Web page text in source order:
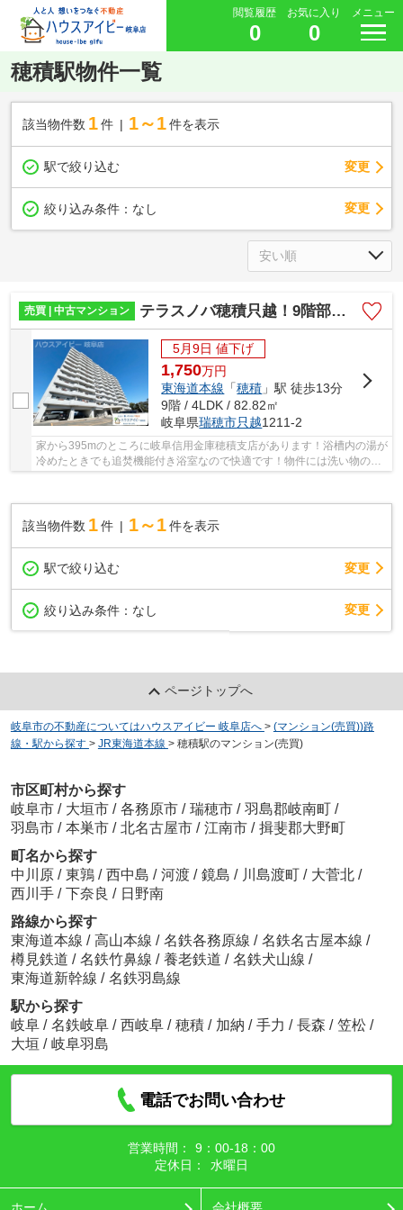
閲覧履歴
0
お気に入り
0
メニュー
穂積駅物件一覧
該当物件数 1件 1～1 件を表示
駅で絞り込む 変更
絞り込み条件： なし 変更
売買 | 中古マンション テラスノバ穂積只越！9階部分！角部屋！日当り・眺望良好です♪管理費・修繕積立金合計11400円！
5月9日 値下げ
1,750万円
東海道本線 「穂積 」駅 徒歩13分
9階 / 4LDK / 82.82㎡
岐阜県瑞穂市只越1211-2
家から395mのところに岐阜信用金庫穂積支店があります！浴槽内の湯が
冷めたときでも追焚機能付き浴室なので快適です！物件には洗い物の家
該当物件数 1件 1～1 件を表示
駅で絞り込む 変更
絞り込み条件： なし 変更
ページトップへ
岐阜市の不動産についてはハウスアイビー 岐阜店へ > (マンション(売買))路
線・駅から探す > JR東海道本線 > 穂積駅のマンション(売買)
市区町村から探す
岐阜市 / 大垣市 / 各務原市 / 瑞穂市 / 羽島郡岐南町 /
羽島市 / 本巣市 / 北名古屋市 / 江南市 / 揖斐郡大野町
町名から探す
中川原 / 東鶉 / 西中島 / 河渡 / 鏡島 / 川島渡町 / 大菅北 /
西川手 / 下奈良 / 日野南
路線から探す
東海道本線 / 高山本線 / 名鉄各務原線 / 名鉄名古屋本線 /
樽見鉄道 / 名鉄竹鼻線 / 養老鉄道 / 名鉄犬山線 /
東海道新幹線 / 名鉄羽島線
駅から探す
岐阜 / 名鉄岐阜 / 西岐阜 / 穂積 / 加納 / 手力 / 長森 / 笠松 /
大垣 / 岐阜羽島
電話でお問い合わせ
営業時間：
9：00‐18：00
定休日：
水曜日